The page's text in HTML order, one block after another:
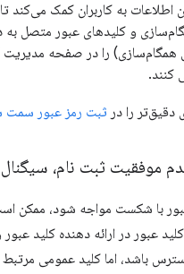
اطلاعات به کاربران کمک می‌کند
و کلیدهای عبور متصل به
همگام‌سازی) را در صفحه مدیریت
کنند.
دقیق‌تر را در ثبت رمز عبور سمت
موفقیت ثبت نام،
با شکست مواجه شود، ممکن
عبور در ارائه دهنده کلید
باشد، اما کلید عمومی